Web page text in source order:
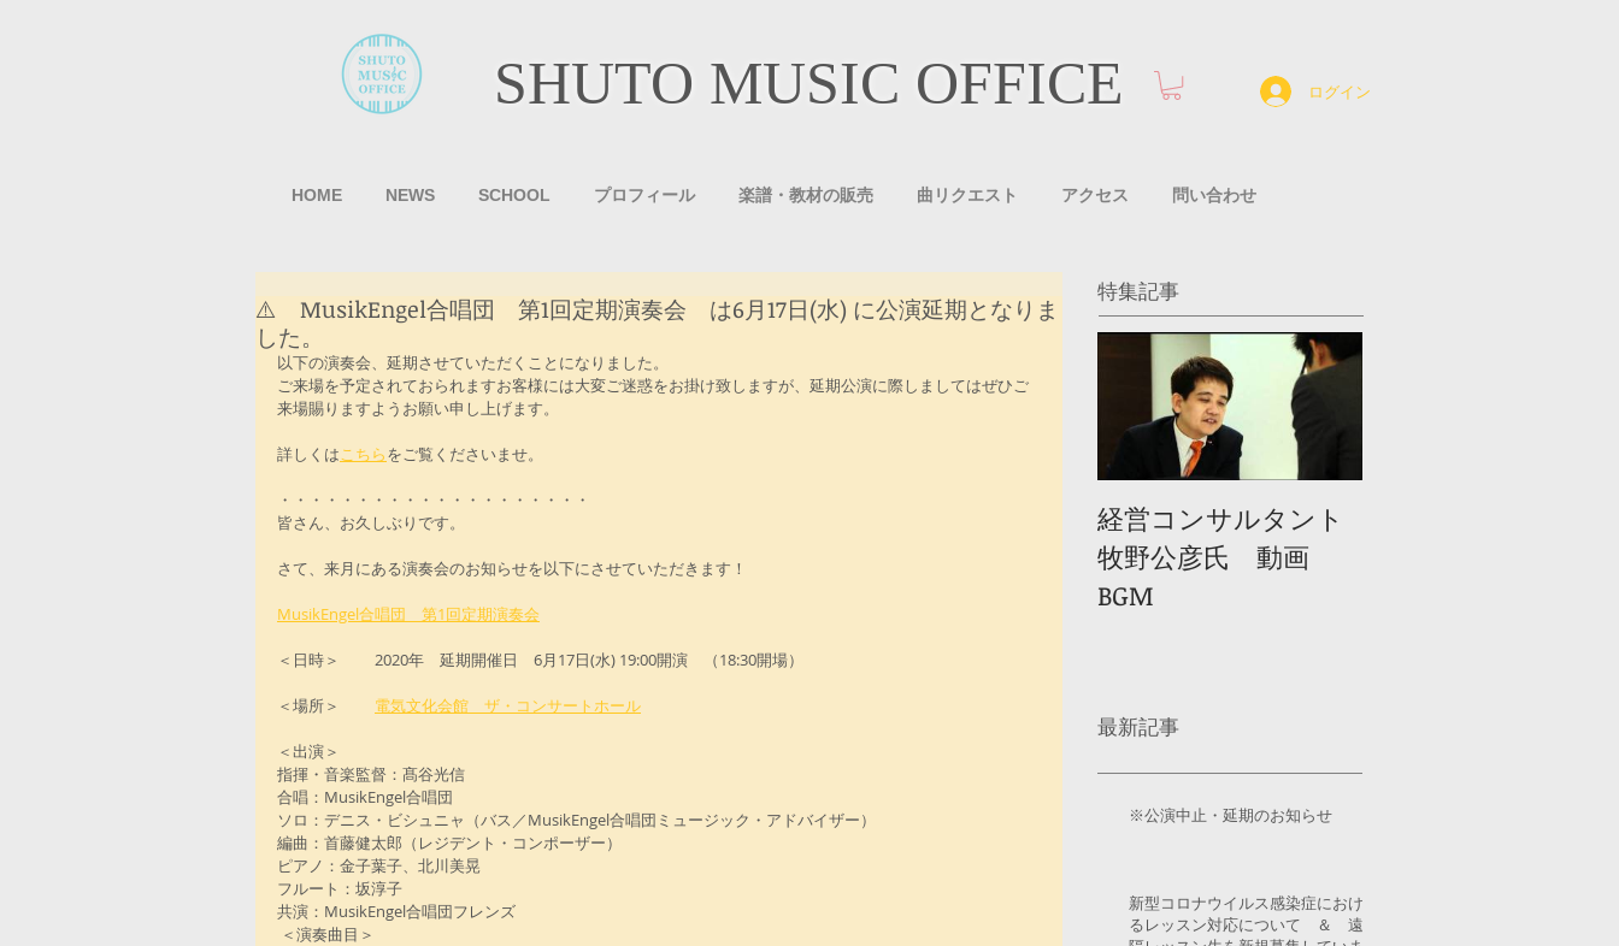
SHUTO MUSIC OFFICE ログイン
HOME NEWS SCHOOL プロフィール 楽譜・教材の販売 曲リクエスト アクセス 問い合わせ
⚠️ MusikEngel合唱団 第1回定期演奏会 は6月17日(水) に公演延期となりま
した。
以下の演奏会、延期させていただくことになりました。
ご来場を予定されておられますお客様には大変ご迷惑をお掛け致しますが、延期公演に際しましてはぜひご
来場賜りますようお願い申し上げます。
詳しくはこちらをご覧くださいませ。
・・・・・・・・・・・・・・・・・・・・
皆さん、お久しぶりです。
さて、来月にある演奏会のお知らせを以下にさせていただきます！
MusikEngel合唱団　第1回定期演奏会
＜日時＞ 　　2020年　延期開催日　6月17日(水) 19:00開演　（18:30開場）
＜場所＞ 電気文化会館　ザ・コンサートホール
＜出演＞
指揮・音楽監督：髙谷光信
合唱：MusikEngel合唱団
ソロ：デニス・ビシュニャ（バス／MusikEngel合唱団ミュージック・アドバイザー）
編曲：首藤健太郎（レジデント・コンポーザー）
ピアノ：金子葉子、北川美晃
フルート：坂淳子
共演：MusikEngel合唱団フレンズ
＜演奏曲目＞
特集記事
経営コンサルタント
牧野公彦氏 動画
BGM
最新記事
※公演中止・延期のお知らせ
新型コロナウイルス感染症におけ
るレッスン対応について ＆ 遠